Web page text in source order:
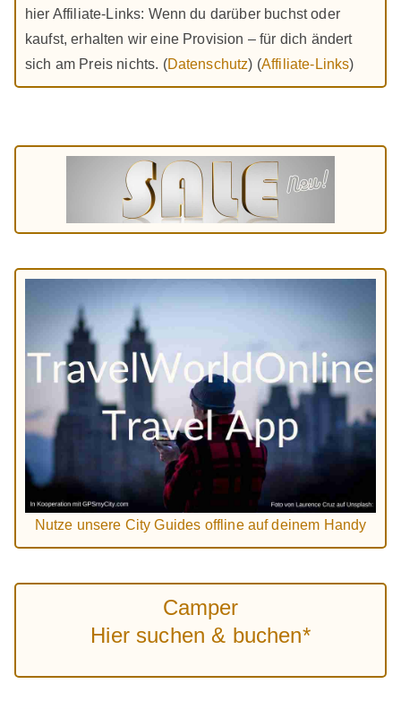
hier Affiliate-Links: Wenn du darüber buchst oder
kaufst, erhalten wir eine Provision – für dich ändert
sich am Preis nichts. (Datenschutz) (Affiliate-Links)
Nutze unsere City Guides offline auf deinem Handy
Camper
Hier suchen & buchen*